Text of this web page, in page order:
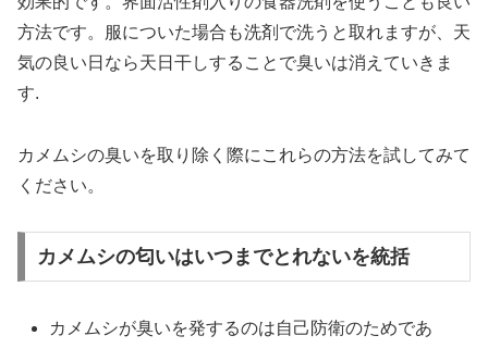
方法です。服についた場合も洗剤で洗うと取れますが、天
気の良い日なら天日干しすることで臭いは消えていきま
す.
カメムシの臭いを取り除く際にこれらの方法を試してみて
ください。
カメムシの匂いはいつまでとれないを統括
カメムシが臭いを発するのは自己防衛のためであ